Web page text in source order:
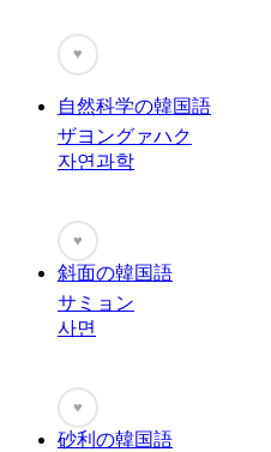
♥
自然科学の韓国語
ザヨングァハク
자연과학
♥
斜面の韓国語
サミョン
사면
♥
砂利の韓国語